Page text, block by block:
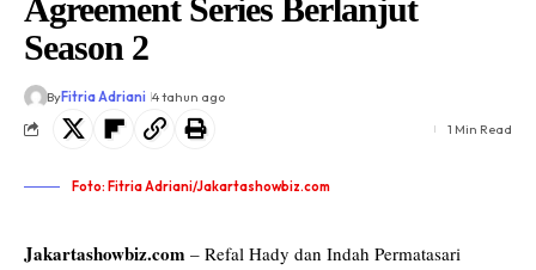
Agreement Series Berlanjut
Season 2
ByFitria Adriani 4 tahun ago
1 Min Read
Foto: Fitria Adriani/Jakartashowbiz.com
Jakartashowbiz.com – Refal Hady dan Indah Permatasari